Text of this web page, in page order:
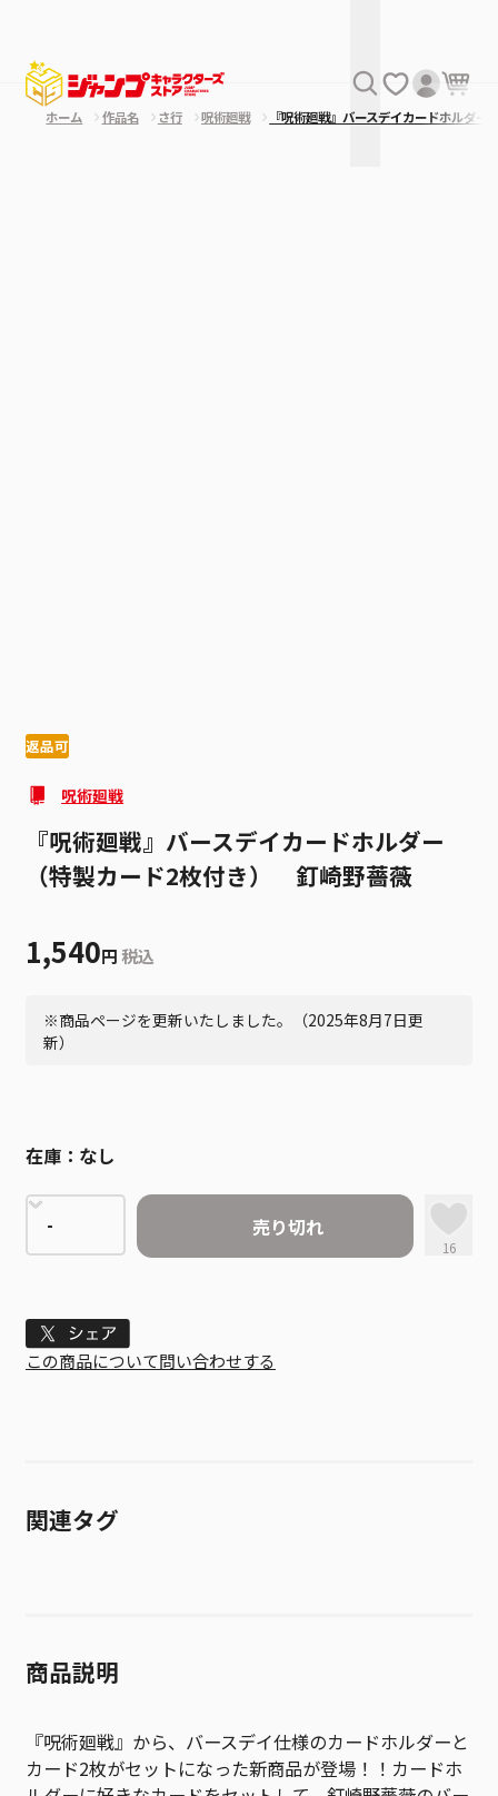
ホーム 作品名 さ行 呪術廻戦 『呪術廻戦』バースデイカードホル
返品可
呪術廻戦
『呪術廻戦』バースデイカードホルダー
（特製カード2枚付き） 釘崎野薔薇
1,540円 税込
※商品ページを更新いたしました。（2025年8月7日更
新）
在庫： なし
売り切れ
16
Tweet
この商品について問い合わせする
関連タグ
商品説明
『呪術廻戦』から、バースデイ仕様のカードホルダーと
カード2枚がセットになった新商品が登場！！カードホ